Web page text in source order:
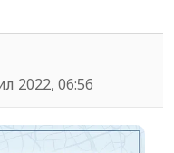
2022, 06:56